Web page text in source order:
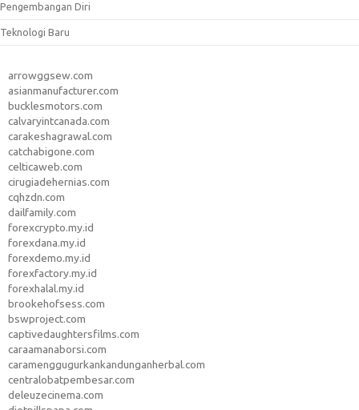
Pengembangan Diri
Teknologi Baru
arrowggsew.com
asianmanufacturer.com
bucklesmotors.com
calvaryintcanada.com
carakeshagrawal.com
catchabigone.com
celticaweb.com
cirugiadehernias.com
cqhzdn.com
dailfamily.com
forexcrypto.my.id
forexdana.my.id
forexdemo.my.id
forexfactory.my.id
forexhalal.my.id
brookehofsess.com
bswproject.com
captivedaughtersfilms.com
caraamanaborsi.com
caramenggugurkankandunganherbal.com
centralobatpembesar.com
deleuzecinema.com